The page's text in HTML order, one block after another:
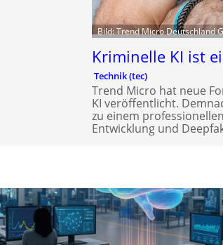
Bild: Trend Micro Deutschland
Kriminelle KI ist
Technik (tec)
Trend Micro hat neue
KI veröffentlicht.
zu einem
Entwicklung und